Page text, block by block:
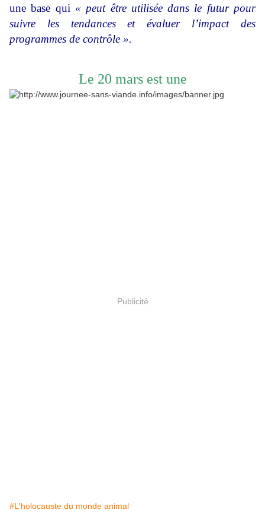
une base qui « peut être utilisée dans le futur pour
suivre les tendances et évaluer l’impact des
programmes de contrôle ».
Le 20 mars est une
Publicité
#L'holocauste du monde animal